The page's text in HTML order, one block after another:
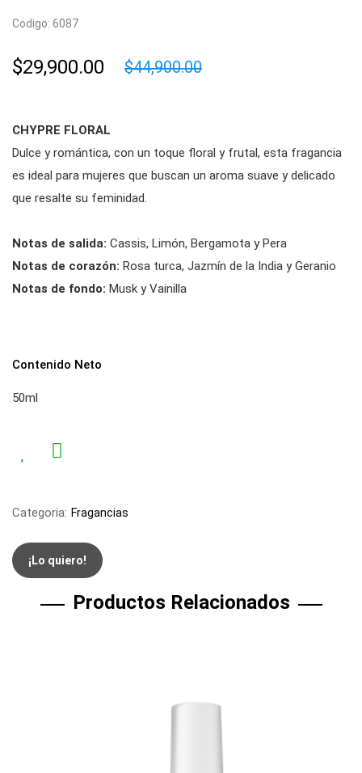
Codigo: 6087
$29,900.00 $44,900.00
CHYPRE FLORAL
Dulce y romántica, con un toque floral y frutal, esta fragancia
es ideal para mujeres que buscan un aroma suave y delicado
que resalte su feminidad.
Notas de salida: Cassis, Limón, Bergamota y Pera
Notas de corazón: Rosa turca, Jazmín de la India y Geranio
Notas de fondo: Musk y Vainilla
Contenido Neto
50ml
Categoria: Fragancias
¡Lo quiero!
Productos Relacionados